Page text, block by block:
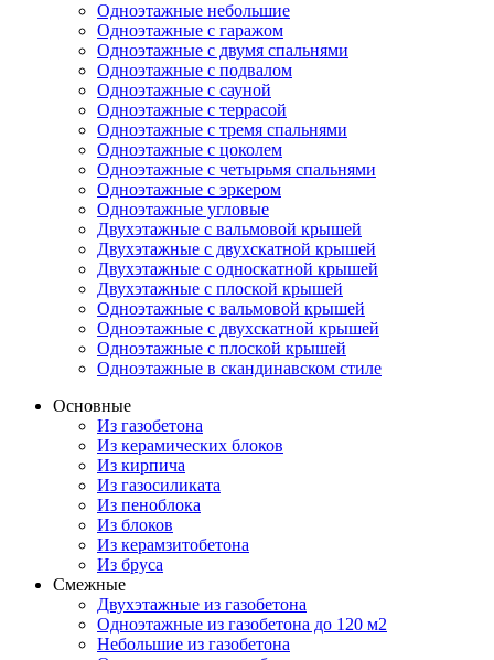
Одноэтажные небольшие
Одноэтажные с гаражом
Одноэтажные с двумя спальнями
Одноэтажные с подвалом
Одноэтажные с сауной
Одноэтажные с террасой
Одноэтажные с тремя спальнями
Одноэтажные с цоколем
Одноэтажные с четырьмя спальнями
Одноэтажные с эркером
Одноэтажные угловые
Двухэтажные с вальмовой крышей
Двухэтажные с двухскатной крышей
Двухэтажные с односкатной крышей
Двухэтажные с плоской крышей
Одноэтажные с вальмовой крышей
Одноэтажные с двухскатной крышей
Одноэтажные с плоской крышей
Одноэтажные в скандинавском стиле
Основные
Из газобетона
Из керамических блоков
Из кирпича
Из газосиликата
Из пеноблока
Из блоков
Из керамзитобетона
Из бруса
Смежные
Двухэтажные из газобетона
Одноэтажные из газобетона до 120 м2
Небольшие из газобетона